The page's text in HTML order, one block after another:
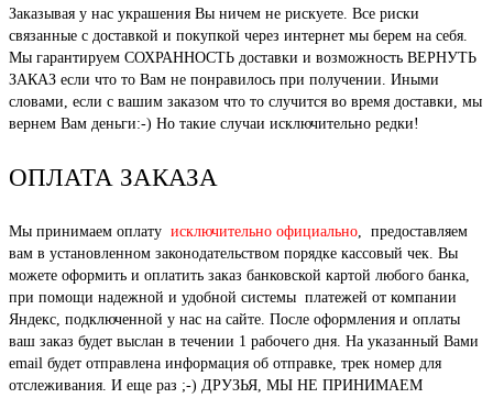
Заказывая у нас украшения Вы ничем не рискуете. Все риски
связанные с доставкой и покупкой через интернет мы берем на себя.
Мы гарантируем СОХРАННОСТЬ доставки и возможность ВЕРНУТЬ
ЗАКАЗ если что то Вам не понравилось при получении. Иными
словами, если с вашим заказом что то случится во время доставки, мы
вернем Вам деньги:-) Но такие случаи исключительно редки!
ОПЛАТА ЗАКАЗА
Мы принимаем оплату исключительно официально, предоставляем
вам в установленном законодательством порядке кассовый чек. Вы
можете оформить и оплатить заказ банковской картой любого банка,
при помощи надежной и удобной системы платежей от компании
Яндекс, подключенной у нас на сайте. После оформления и оплаты
ваш заказ будет выслан в течении 1 рабочего дня. На указанный Вами
email будет отправлена информация об отправке, трек номер для
отслеживания. И еще раз ;-) ДРУЗЬЯ, МЫ НЕ ПРИНИМАЕМ